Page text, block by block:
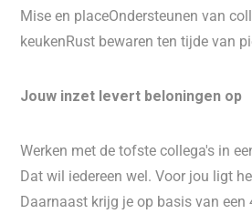
Mise en placeOndersteunen van
keukenRust bewaren ten tijde van
Jouw inzet levert beloningen op
Werken met de tofste collega's in
Dat wil iedereen wel. Voor jou ligt
Daarnaast krijg je op basis van een